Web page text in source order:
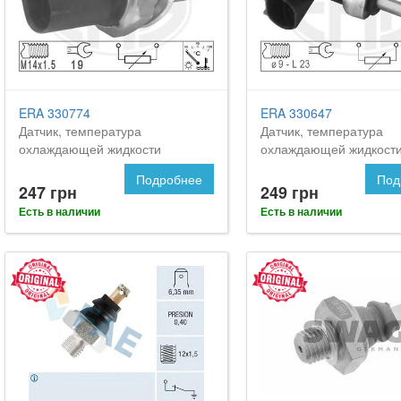
ERA 330774
Датчик, температура
охлаждающей жидкости
247 грн
Есть в наличии
Подробнее
ERA 330647
Датчик, температура
охлаждающей
249 грн
Есть в наличии